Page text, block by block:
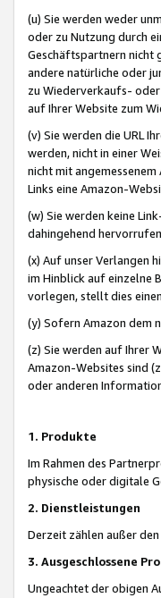
(u) Sie werden weder
oder zu Nutzung durch
Geschäftspartnern nicht
andere natürliche oder
zu Wiederverkaufs-
auf Ihrer Website zum
(v) Sie werden die URL
werden, nicht in einer
nicht mit
Links eine Amazon-
(w) Sie werden keine
dahingehend
(x) Auf unser Verlangen
im Hinblick auf einzelne
vorlegen, stellt dies
(y) Sofern Amazon dem
(z) Sie werden auf Ihrer
Amazon-Websites sind
oder anderen
1. Produkte
Im Rahmen des
physische oder digitale
2. Dienstleistungen
Derzeit zählen außer
3. Ausgeschlossene
Ungeachtet der obigen